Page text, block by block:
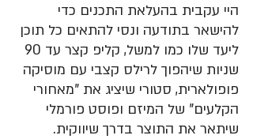
היי עקבית בהעלאת התכנים כדי
להישאר בתודעה ונסי להתאים כל תוכן
שניות שיהפוך לרילס קצבי עם מוסיקה
פופולארית, סטורי שיציג את "מאחורי
הקלעים" של המיזם ופוסט פורמלי
שיתאר את התוצר בדרך שיווקית.